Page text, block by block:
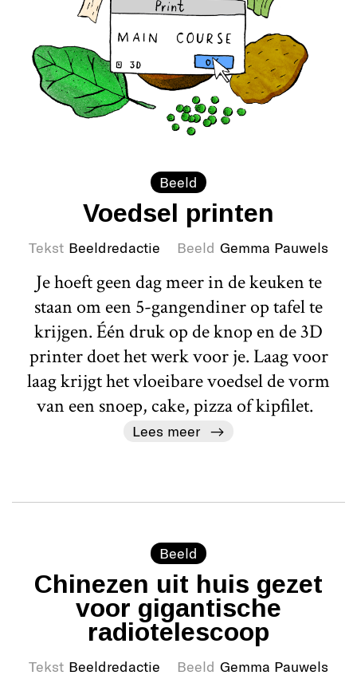
Beeld
Voedsel printen
Tekst Beeldredactie Beeld Gemma Pauwels
Je hoeft geen dag meer in de keuken te
staan om een 5-gangendiner op tafel te
krijgen. Één druk op de knop en de 3D
printer doet het werk voor je. Laag voor
laag krijgt het vloeibare voedsel de vorm
van een snoep, cake, pizza of kipfilet.
Lees meer
Beeld
Chinezen uit huis gezet
voor gigantische
radiotelescoop
Tekst Beeldredactie Beeld Gemma Pauwels